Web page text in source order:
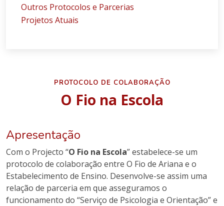
Outros Protocolos e Parcerias
Projetos Atuais
PROTOCOLO DE COLABORAÇÃO
O Fio na Escola
Apresentação
Com o Projecto “O Fio na Escola” estabelece-se um
protocolo de colaboração entre O Fio de Ariana e o
Estabelecimento de Ensino. Desenvolve-se assim uma
relação de parceria em que asseguramos o
funcionamento do “Serviço de Psicologia e Orientação” e